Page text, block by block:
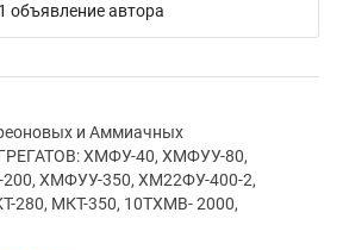
объявление автора
и Аммиачных
ХМФУ-40, ХМФУУ-80,
ХМФУУ-350, ХМ22ФУ-400-2,
280, МКТ-350, 10ТХМВ- 2000,